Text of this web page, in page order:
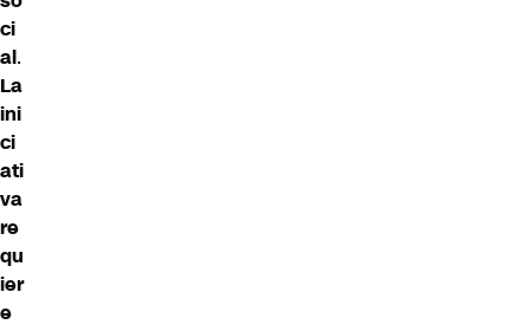
ci
al.
La
ini
ci
ati
va
re
qu
ier
e